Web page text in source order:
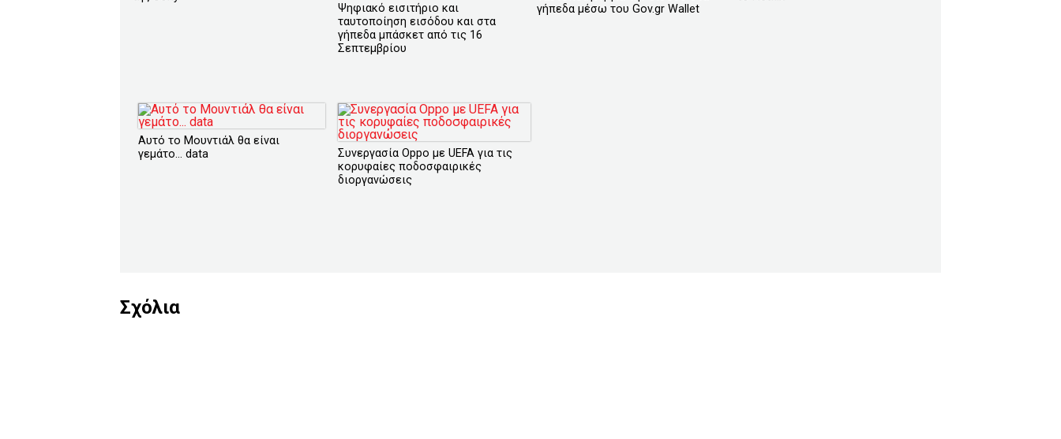
Ψηφιακό εισιτήριο και
ταυτοποίηση εισόδου και στα
γήπεδα μπάσκετ από τις 16
Σεπτεμβρίου
γήπεδα μέσω του Gov.gr Wallet
Αυτό το Μουντιάλ θα είναι
γεμάτο... data
Συνεργασία Oppo με UEFA για τις
κορυφαίες ποδοσφαιρικές
διοργανώσεις
Σχόλια